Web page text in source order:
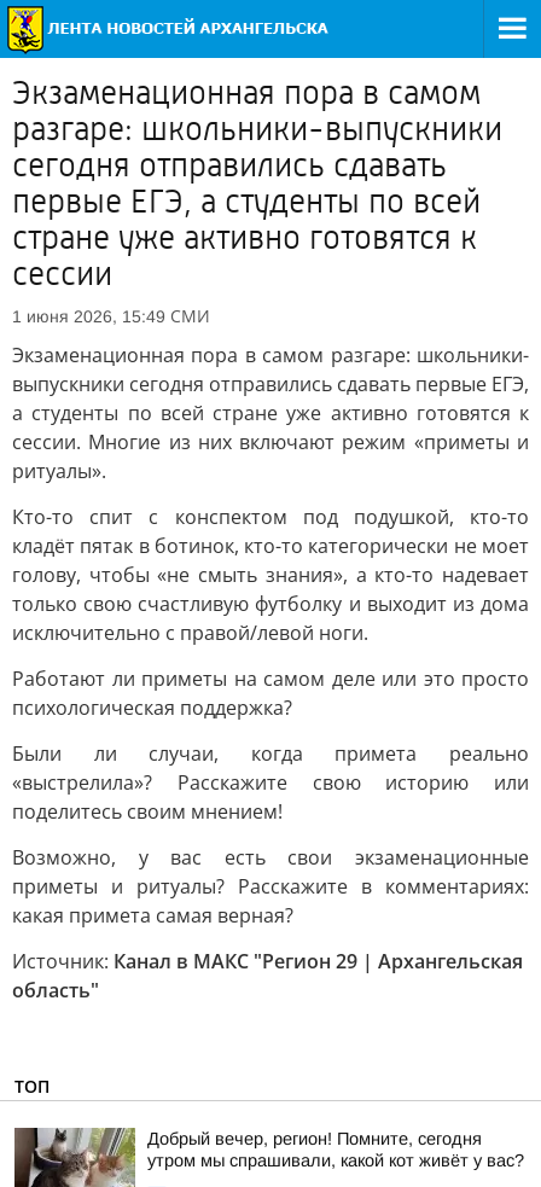
Экзаменационная пора в самом
разгаре: школьники-выпускники
сегодня отправились сдавать
первые ЕГЭ, а студенты по всей
стране уже активно готовятся к
сессии
1 июня 2026, 15:49 СМИ
Экзаменационная пора в самом разгаре: школьники-
выпускники сегодня отправились сдавать первые ЕГЭ,
а студенты по всей стране уже активно готовятся к
сессии. Многие из них включают режим «приметы и
ритуалы».
Кто-то спит с конспектом под подушкой, кто-то
кладёт пятак в ботинок, кто-то категорически не моет
голову, чтобы «не смыть знания», а кто-то надевает
только свою счастливую футболку и выходит из дома
исключительно с правой/левой ноги.
Работают ли приметы на самом деле или это просто
психологическая поддержка?
Были ли случаи, когда примета реально
«выстрелила»? Расскажите свою историю или
поделитесь своим мнением!
Возможно, у вас есть свои экзаменационные
приметы и ритуалы? Расскажите в комментариях:
какая примета самая верная?
Источник: Канал в МАКС "Регион 29 | Архангельская
область"
ТОП
Добрый вечер, регион! Помните, сегодня
утром мы спрашивали, какой кот живёт у вас?